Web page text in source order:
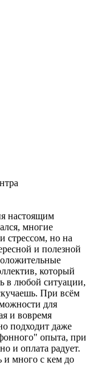
настоящим
многие
стрессом, но на
и полезной
который
в любой ситуации,
При всём
для
и вовремя
подходит даже
опыта, при
и оплата радует.
и много с кем до